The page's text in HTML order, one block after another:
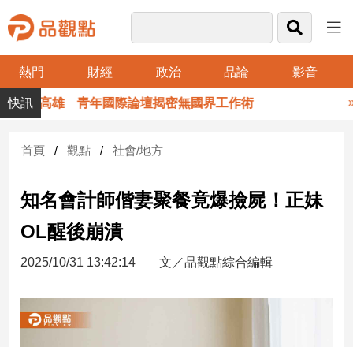
熱門 財經 政治 品論 影音
品
觀
財
台
財
新
產
經/
聚高雄 青年國際論壇揭密無國界工作術
首頁 觀點 社會/地方
知名會計師偕妻聚餐竟爆撿屍！正妹
OL醒後崩潰
2025/10/31 13:42:14 文／品觀點綜合編輯